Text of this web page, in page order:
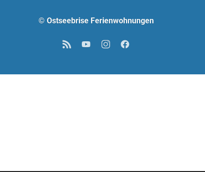
© Ostseebrise Ferienwohnungen
RSS YouTubeInstagramFacebook